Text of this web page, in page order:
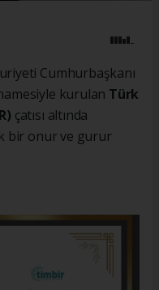
Cumhurbaşkanı
kurulan Türk
çatısı altında
bir onur ve gurur